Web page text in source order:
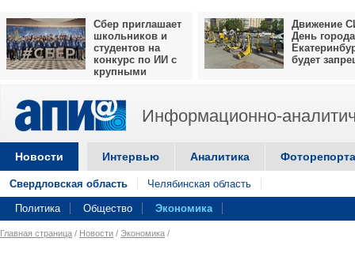
Сбер приглашает
школьников и
студентов на
конкурс по ИИ с
крупными
Движение
День города
будет
Информационно-
Новости Интервью Аналитика
Свердловская область Челябинская область
Политика Общество Экономика
Главная страница / Новости / Экономика /